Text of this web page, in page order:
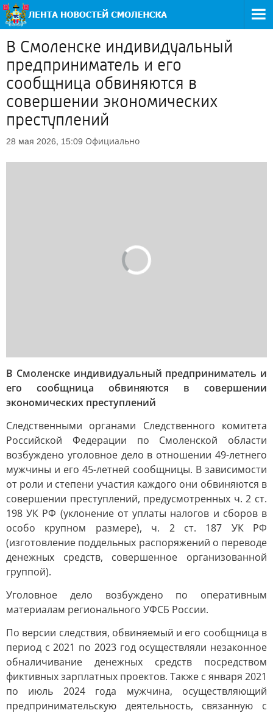
В Смоленске индивидуальный
предприниматель и его
сообщница обвиняются в
совершении экономических
преступлений
28 мая 2026, 15:09 Официально
В Смоленске индивидуальный предприниматель и
его сообщница обвиняются в совершении
экономических преступлений
Следственными органами Следственного комитета
Российской Федерации по Смоленской области
возбуждено уголовное дело в отношении 49-летнего
мужчины и его 45-летней сообщницы. В зависимости
от роли и степени участия каждого они обвиняются в
совершении преступлений, предусмотренных ч. 2 ст.
198 УК РФ (уклонение от уплаты налогов и сборов в
особо крупном размере), ч. 2 ст. 187 УК РФ
(изготовление поддельных распоряжений о переводе
денежных средств, совершенное организованной
группой).
Уголовное дело возбуждено по оперативным
материалам регионального УФСБ России.
По версии следствия, обвиняемый и его сообщница в
период с 2021 по 2023 год осуществляли незаконное
обналичивание денежных средств посредством
фиктивных зарплатных проектов. Также с января 2021
по июль 2024 года мужчина, осуществляющий
предпринимательскую деятельность, связанную с